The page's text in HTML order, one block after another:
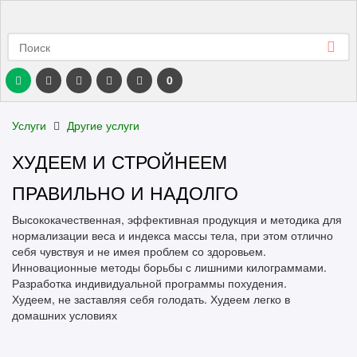
0
Услуги Другие услуги
ХУДЕЕМ И СТРОЙНЕЕМ
ПРАВИЛЬНО И НАДОЛГО
Высококачественная, эффективная продукция и методика для
нормализации веса и индекса массы тела, при этом отлично
себя чувствуя и не имея проблем со здоровьем.
Инновационные методы борьбы с лишними килограммами.
Разработка индивидуальной программы похудения.
Худеем, не заставляя себя голодать. Худеем легко в
домашних условиях